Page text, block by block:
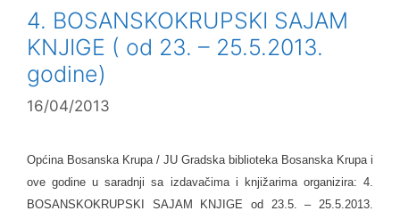
4. BOSANSKOKRUPSKI SAJAM
KNJIGE ( od 23. – 25.5.2013.
godine)
16/04/2013
Općina Bosanska Krupa / JU Gradska biblioteka Bosanska Krupa i
ove godine u saradnji sa izdavačima i knjižarima organizira: 4.
BOSANSKOKRUPSKI SAJAM KNJIGE od 23.5. – 25.5.2013.